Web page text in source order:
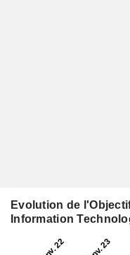
Evolution de
Information